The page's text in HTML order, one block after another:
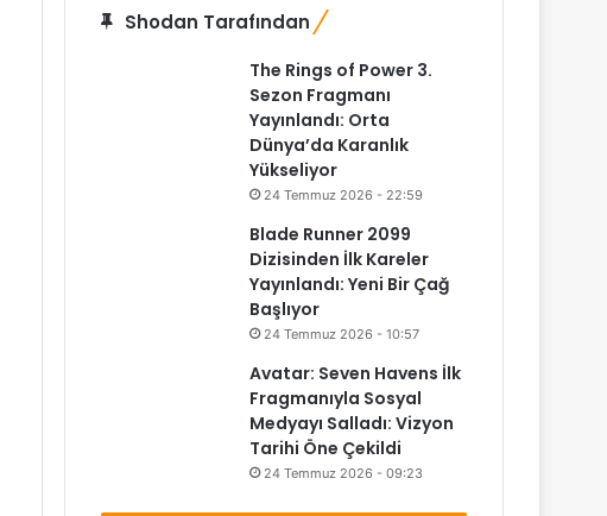
Shodan Tarafından
The Rings of Power 3.
Sezon Fragmanı
Yayınlandı: Orta
Dünya’da Karanlık
Yükseliyor
24 Temmuz 2026 - 22:59
Blade Runner 2099
Dizisinden İlk Kareler
Yayınlandı: Yeni Bir Çağ
Başlıyor
24 Temmuz 2026 - 10:57
Avatar: Seven Havens İlk
Fragmanıyla Sosyal
Medyayı Salladı: Vizyon
Tarihi Öne Çekildi
24 Temmuz 2026 - 09:23